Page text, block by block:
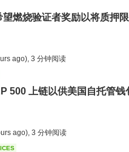
望燃烧验证者奖励以将质押
ago) 3 分钟阅读
500 上链以供美国自托管钱
ago) 3 分钟阅读